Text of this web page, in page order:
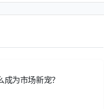
为市场新宠？